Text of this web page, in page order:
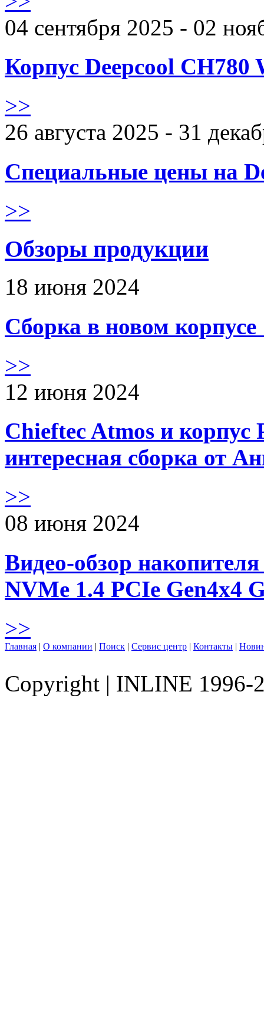
04 сентября 2025 - 02
Корпус Deepcool CH780
>>
26 августа 2025 - 31
Специальные цены на
>>
Обзоры продукции
18 июня 2024
Сборка в новом
>>
12 июня 2024
Chieftec Atmos и корпус
интересная сборка от
>>
08 июня 2024
Видео-обзор
NVMe 1.4 PCIe Gen4х4
>>
Главная | О компании | Поиск | Сервис центр | Контакты |
Copyright | INLINE 1996-